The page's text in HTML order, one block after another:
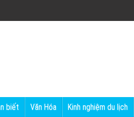
biết Văn Hóa Kinh nghiệm du lịch